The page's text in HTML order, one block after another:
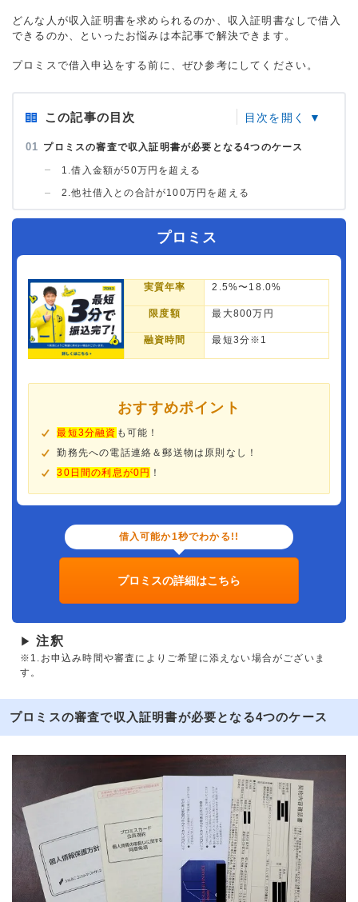
どんな人が収入証明書を求められるのか、収入証明書なしで借入
できるのか、といったお悩みは本記事で解決できます。
プロミスで借入申込をする前に、ぜひ参考にしてください。
この記事の目次
プロミスの審査で収入証明書が必要となる4つのケース
1.借入金額が50万円を超える
2.他社借入との合計が100万円を超える
プロミス
実質年率 2.5%〜18.0%
限度額 最大800万円
融資時間 最短3分※1
おすすめポイント
最短3分融資 も可能！
勤務先への電話連絡＆郵送物は原則なし！
30日間の利息が0円 ！
借入可能か1秒でわかる!!
プロミスの詳細はこちら
▶ 注釈
※1.お申込み時間や審査によりご希望に添えない場合がございま
す。
プロミスの審査で収入証明書が必要となる4つのケース